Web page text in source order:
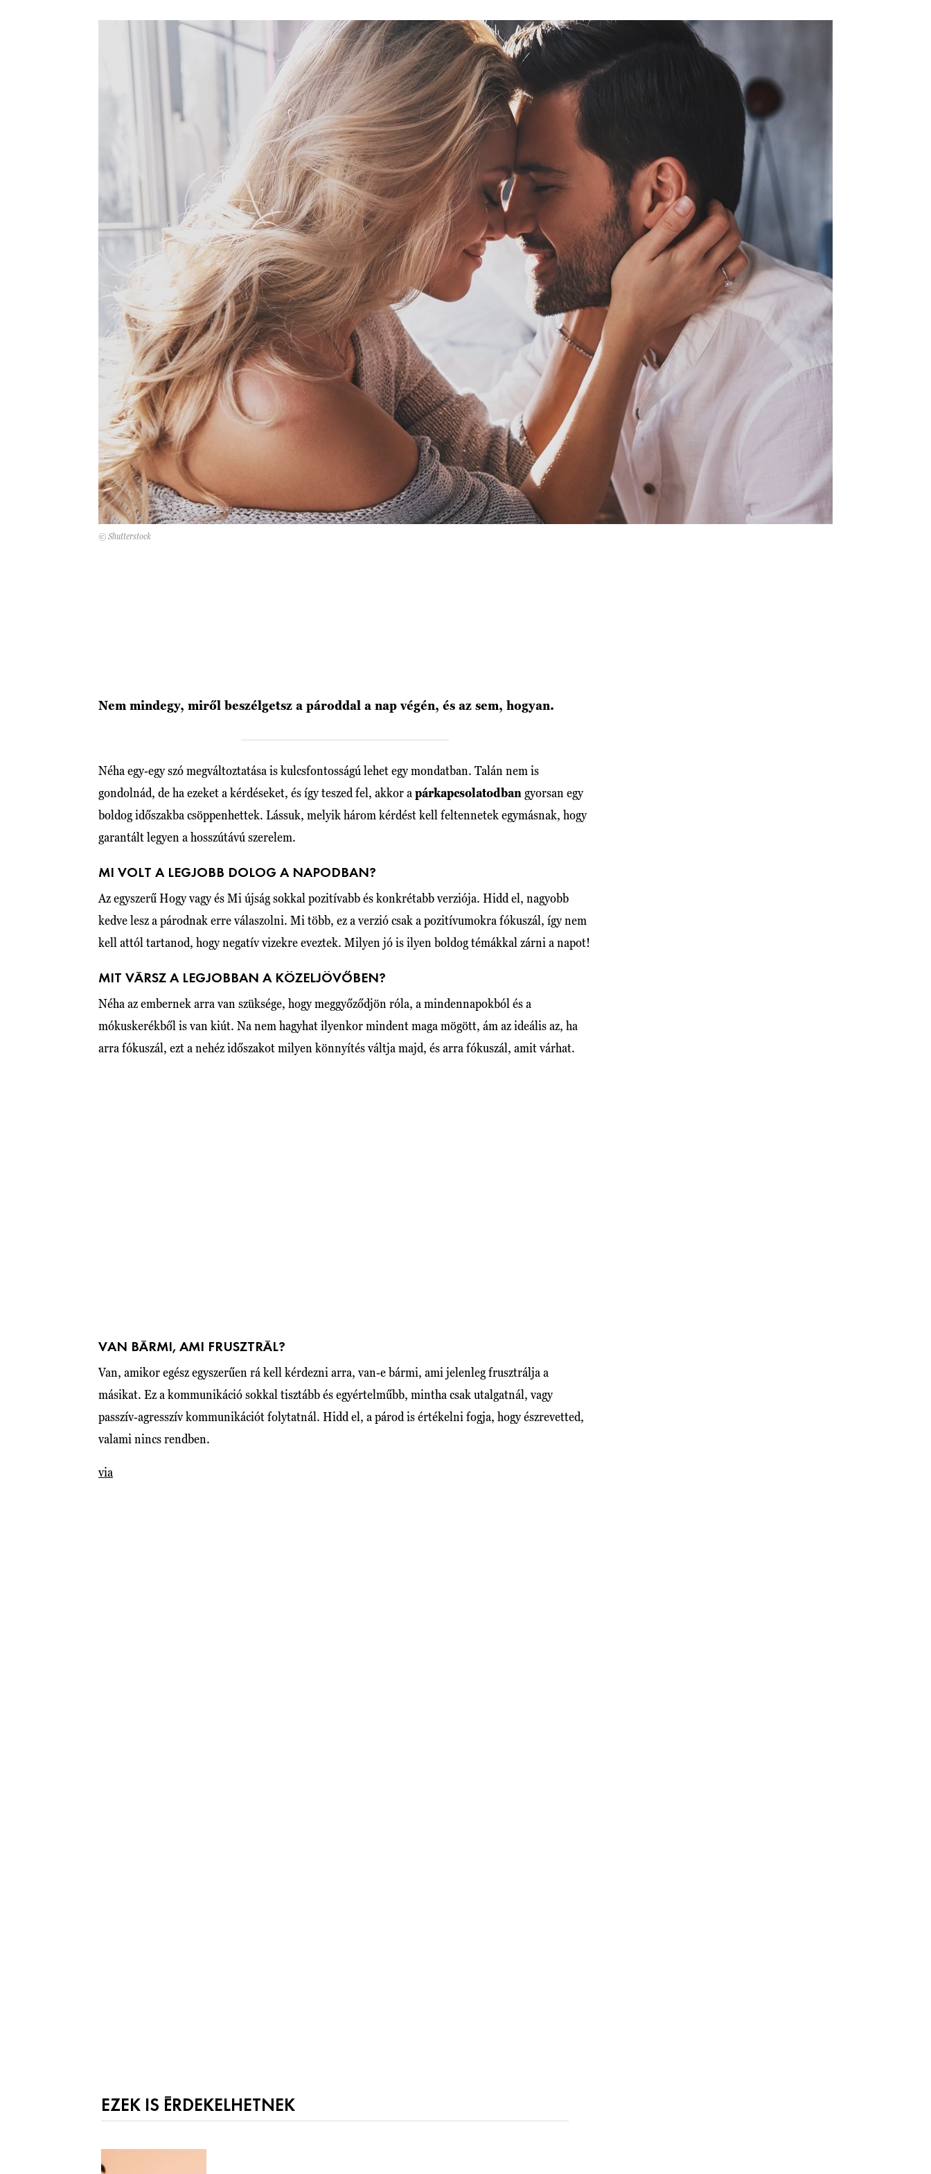
© Shutterstock
Nem mindegy, miről beszélgetsz a pároddal a nap végén, és az sem, hogyan.
Néha egy-egy szó megváltoztatása is kulcsfontosságú lehet egy mondatban. Talán nem is
gondolnád, de ha ezeket a kérdéseket, és így teszed fel, akkor a párkapcsolatodban gyorsan egy
boldog időszakba csöppenhettek. Lássuk, melyik három kérdést kell feltennetek egymásnak, hogy
garantált legyen a hosszútávú szerelem.
MI VOLT A LEGJOBB DOLOG A NAPODBAN?
Az egyszerű Hogy vagy és Mi újság sokkal pozitívabb és konkrétabb verziója. Hidd el, nagyobb
kedve lesz a párodnak erre válaszolni. Mi több, ez a verzió csak a pozitívumokra fókuszál, így nem
kell attól tartanod, hogy negatív vizekre eveztek. Milyen jó is ilyen boldog témákkal zárni a napot!
MIT VÁRSZ A LEGJOBBAN A KÖZELJÖVŐBEN?
Néha az embernek arra van szüksége, hogy meggyőződjön róla, a mindennapokból és a
mókuskerékből is van kiút. Na nem hagyhat ilyenkor mindent maga mögött, ám az ideális az, ha
arra fókuszál, ezt a nehéz időszakot milyen könnyítés váltja majd, és arra fókuszál, amit várhat.
VAN BÁRMI, AMI FRUSZTRÁL?
Van, amikor egész egyszerűen rá kell kérdezni arra, van-e bármi, ami jelenleg frusztrálja a
másikat. Ez a kommunikáció sokkal tisztább és egyértelműbb, mintha csak utalgatnál, vagy
passzív-agresszív kommunikációt folytatnál. Hidd el, a párod is értékelni fogja, hogy észrevetted,
valami nincs rendben.
via
EZEK IS ÉRDEKELHETNEK